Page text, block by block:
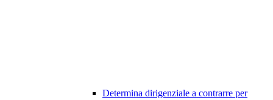
Determina dirigenziale a contrarre per